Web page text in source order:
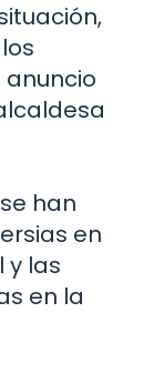
han
en
y las
en la